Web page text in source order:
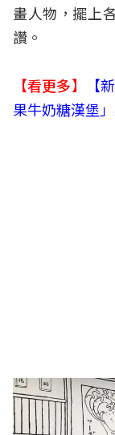
畫人物，擺上
讚。
【看更多】
【
果牛奶糖漢堡